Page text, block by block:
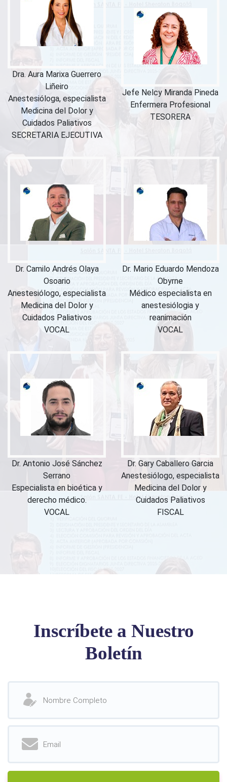
Dra. Aura Marixa Guerrero
Liñeiro
Anestesióloga, especialista
Medicina del Dolor y
Cuidados Paliativos
SECRETARIA EJECUTIVA
Jefe Nelcy Miranda Pineda
Enfermera Profesional
TESORERA
Dr. Camilo Andrés Olaya
Osoario
Anestesiólogo, especialista
Medicina del Dolor y
Cuidados Paliativos
VOCAL
Dr. Mario Eduardo Mendoza
Obyrne
Médico especialista en
anestesiólogia y
reanimación
VOCAL
Dr. Antonio José Sánchez
Serrano
Especialista en bioética y
derecho médico.
VOCAL
Dr. Gary Caballero Garcia
Anestesiólogo, especialista
Medicina del Dolor y
Cuidados Paliativos
FISCAL
Inscríbete a Nuestro
Boletín